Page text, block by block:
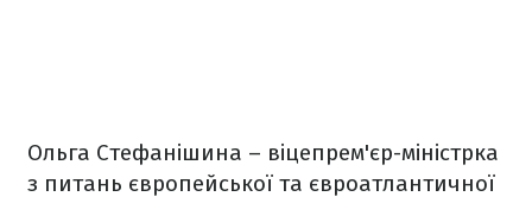
Ольга Стефанішина – віцепрем'єр-міністрка
з питань європейської та євроатлантичної